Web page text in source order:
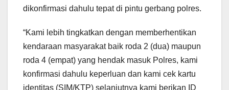
dikonfirmasi dahulu tepat di pintu gerbang polres.
“Kami lebih tingkatkan dengan memberhentikan
kendaraan masyarakat baik roda 2 (dua) maupun
roda 4 (empat) yang hendak masuk Polres, kami
konfirmasi dahulu keperluan dan kami cek kartu
identitas (SIM/KTP) selanjutnya kami berikan ID